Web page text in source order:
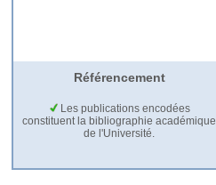
Référencement
Les publications encodées
constituent la bibliographie académique
de l'Université.